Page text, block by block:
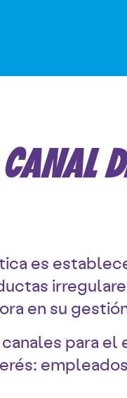
es
en su
para